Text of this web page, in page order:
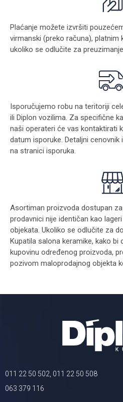
Plaćanje možete izvršiti
virmanski (preko računa), platnim
ukoliko se odlučite za
Isporučujemo robu na teritoriji
ili Diplon vozilima. Za specifične
naši operateri će vas kontaktirati
datum isporuke. Detaljni
na stranici isporuka.
Asortiman proizvoda dostupan
prodavnici nije identičan kao
objekata. Ukoliko se odlučite za
Kupatila salona keramike, kako bi
kupovinu određenog proizvoda,
pozivom maloprodajnog objekta
011 22 50 502, 011 22 50 508
063 379 116